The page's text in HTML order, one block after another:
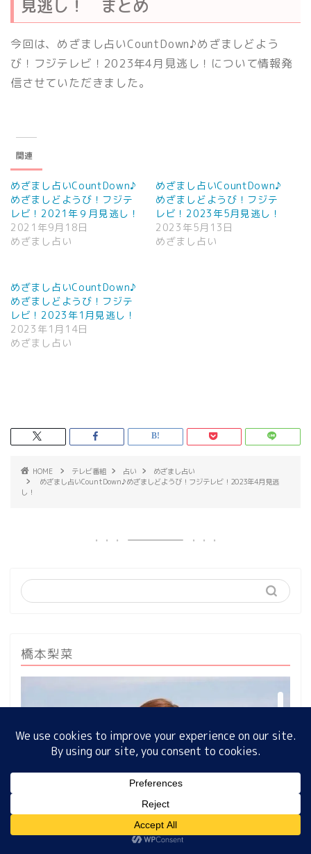
見逃し！ まとめ
今回は、めざまし占いCountDown♪めざましどよう
び！フジテレビ！2023年4月見逃し！について情報発
信させていただきました。
関連
めざまし占いCountDown♪
めざましどようび！フジテ
レビ！2021年９月見逃し！
2021年9月18日
めざまし占い
めざまし占いCountDown♪
めざましどようび！フジテ
レビ！2023年5月見逃し！
2023年5月13日
めざまし占い
めざまし占いCountDown♪
めざましどようび！フジテ
レビ！2023年1月見逃し！
2023年1月14日
めざまし占い
HOME テレビ番組 占い
めざまし占い
めざまし占いCountDown♪めざましどようび！フジテレビ！2023年4月見逃
し！
橋本梨菜
プロフィール サイトマップ
ホーム
サイトマップ